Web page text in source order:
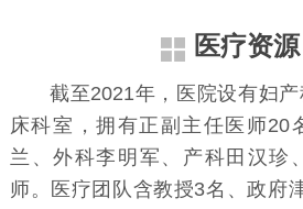
医疗资源
截至2021年，医院设有妇
床科室，拥有正副主任医师20
兰、外科李明军、产科田汉珍
师。医疗团队含教授3名、政府